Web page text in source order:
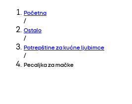
Početna
/
Ostalo
/
Potrepštine za kućne ljubimce
/
Pecaljka za mačke